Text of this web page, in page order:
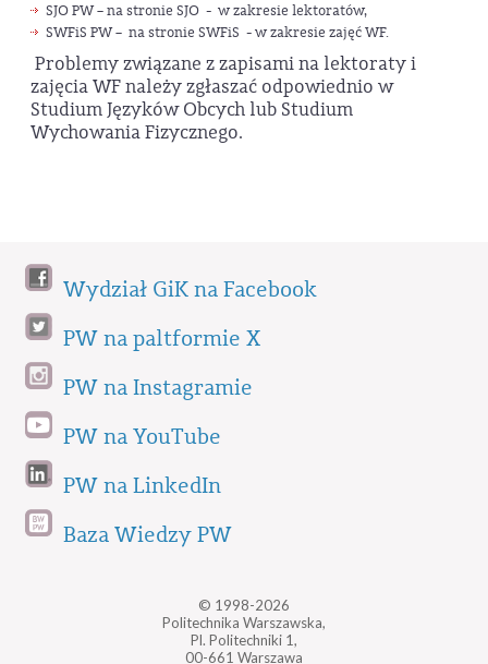
SJO PW – na stronie SJO - w zakresie lektoratów,
SWFiS PW – na stronie SWFiS - w zakresie zajęć WF.
Problemy związane z zapisami na lektoraty i
zajęcia WF należy zgłaszać odpowiednio w
Studium Języków Obcych lub Studium
Wychowania Fizycznego.
Wydział GiK na Facebook
PW na paltformie X
PW na Instagramie
PW na YouTube
PW na LinkedIn
Baza Wiedzy PW
© 1998-2026
Politechnika Warszawska,
Pl. Politechniki 1,
00-661 Warszawa